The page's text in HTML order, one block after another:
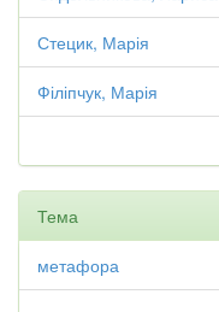
Стецик, Марія
Філіпчук, Марія
Тема
метафора